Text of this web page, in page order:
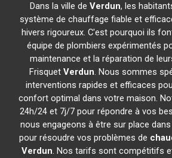
Dans la ville de Verdun, les
système de chauffage fiable et
hivers rigoureux. C'est pourquoi ils
équipe de plombiers expérimentés
maintenance et la réparation de
Frisquet Verdun. Nous sommes
interventions rapides et efficaces
confort optimal dans votre maison.
24h/24 et 7j/7 pour répondre à vos
nous engageons à être sur place
pour résoudre vos problèmes de
Verdun. Nos tarifs sont compétitifs